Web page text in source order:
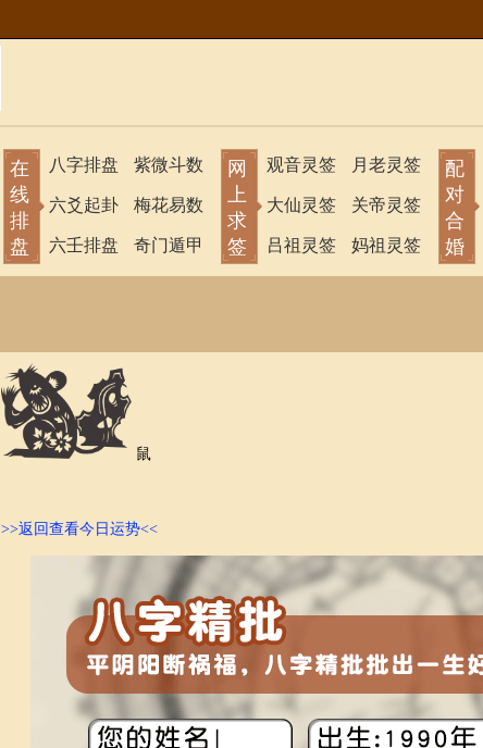
在
线
排
盘
八字排盘
六爻起卦
六壬排盘
紫微斗数
梅花易数
奇门遁甲
网
上
求
签
观音灵签
大仙灵签
吕祖灵签
月老灵签
关帝灵签
妈祖灵签
配
对
合
婚
鼠
>>返回查看今日运势<<